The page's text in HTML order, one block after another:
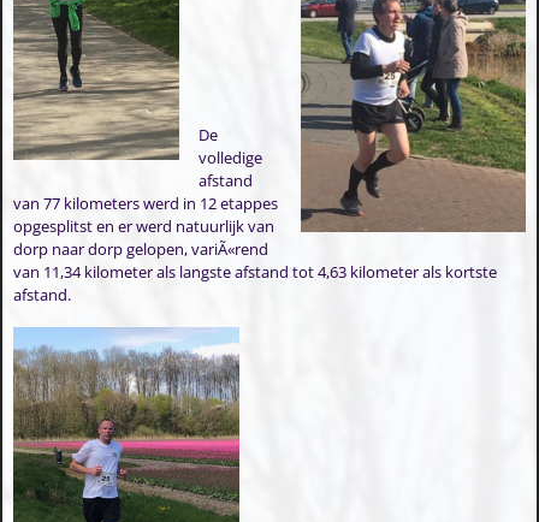
De
volledige
afstand
van 77 kilometers werd in 12 etappes
opgesplitst en er werd natuurlijk van
dorp naar dorp gelopen, variÃ«rend
van 11,34 kilometer als langste afstand tot 4,63 kilometer als kortste
afstand.